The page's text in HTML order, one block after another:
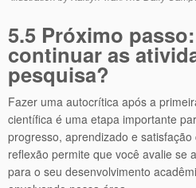
5.5 Próximo
continuar as
pesquisa?
Fazer uma autocrítica após a
científica é uma etapa importante
progresso, aprendizado e
reflexão permite que você avalie se
para o seu desenvolvimento